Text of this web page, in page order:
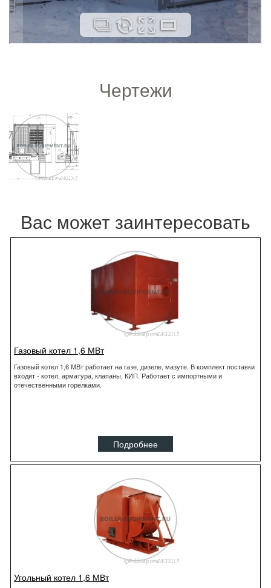
Чертежи
Вас может заинтересовать
Газовый котел 1,6 МВт
Газовый котел 1,6 МВт работает на газе, дизеле, мазуте. В комплект поставки
входит - котел, арматура, клапаны, КИП. Работает с импортными и
отечественными горелками.
Подробнее
Угольный котел 1,6 МВт